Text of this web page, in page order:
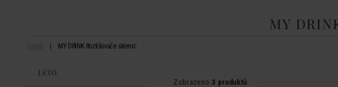
MY
Domů MY DRINK Rozlišovače sklenic
LÉTO
Zobrazeno 3 produktů